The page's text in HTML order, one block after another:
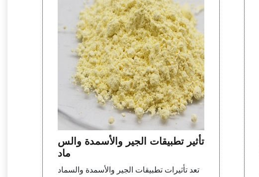
تأثير تطبيقات الجير والأسمدة والس
ماد
تعد تأثيرات تطبيقات الجير والأسمدة والسماد